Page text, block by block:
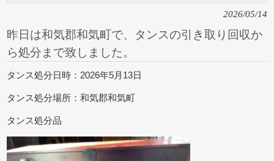
2026/05/14
昨日は和気郡和気町で、タンスの引き取り回収か
ら処分まで致しました。
タンス処分日時：2026年5月13日
タンス処分場所：和気郡和気町
タンス処分品